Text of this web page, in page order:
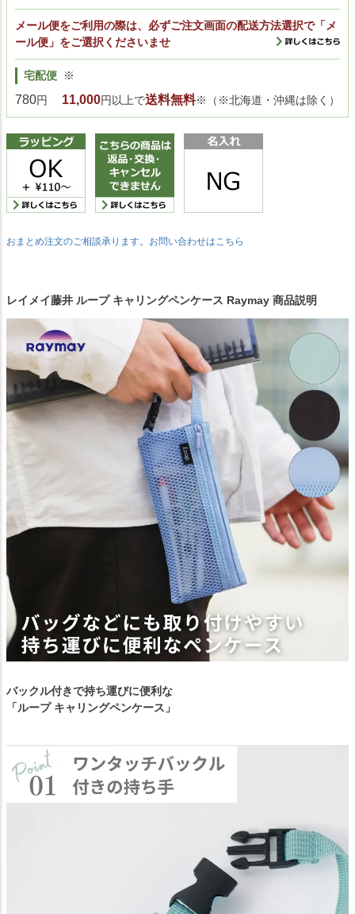
メール便をご利用の際は、必ずご注文画面の配送方法選択で「メ
ール便」をご選択くださいませ
宅配便
780円
※
11,000円以上で送料無料※（※北海道・沖縄は除く）
おまとめ注文のご相談承ります。お問い合わせはこちら
レイメイ藤井 ループ キャリングペンケース Raymay 商品説明
バックル付きで持ち運びに便利な
「ループ キャリングペンケース」